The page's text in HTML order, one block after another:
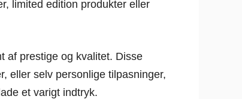
limited edition produkter eller
af prestige og kvalitet. Disse
eller selv personlige tilpasninger,
et varigt indtryk.